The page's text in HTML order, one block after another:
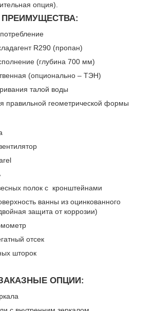
опция).
ПРЕИМУЩЕСТВА:
R290 (пропан)
(глубина 700 мм)
(опционально – ТЭН)
талой воды
правильной геометрической формы
полок с кронштейнами
ванны из оцинкованного
защита от коррозии)
отсек
шторок
ОПЦИИ: